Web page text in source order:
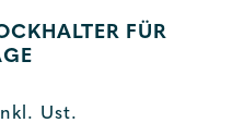
FÜR
Ust.